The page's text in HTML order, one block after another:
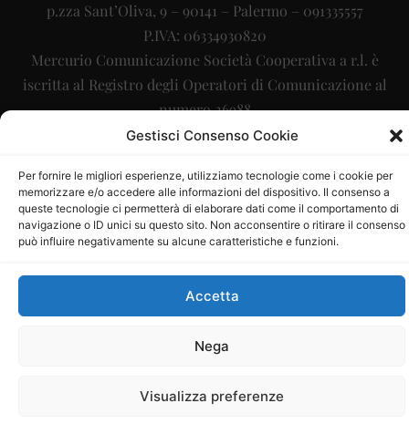
Gestisci Consenso Cookie
Per fornire le migliori esperienze, utilizziamo tecnologie come i cookie per
memorizzare e/o accedere alle informazioni del dispositivo. Il consenso a
queste tecnologie ci permetterà di elaborare dati come il comportamento di
navigazione o ID unici su questo sito. Non acconsentire o ritirare il consenso
può influire negativamente su alcune caratteristiche e funzioni.
Accetta
Nega
Visualizza preferenze
p.zza Sant’Oliva, 9 – 90141 – Palermo – 091335557
P.IVA: 06334930820
Mercurio Comunicazione Società Cooperativa a r.l. è
iscritta al Registro degli Operatori di Comunicazione al
numero 26988